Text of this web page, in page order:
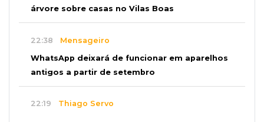
árvore sobre casas no Vilas Boas
22:38 Mensageiro
WhatsApp deixará de funcionar em aparelhos
antigos a partir de setembro
22:19 Thiago Servo